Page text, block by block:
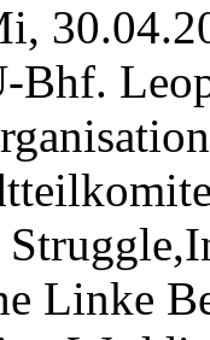
Bhf.
Linke